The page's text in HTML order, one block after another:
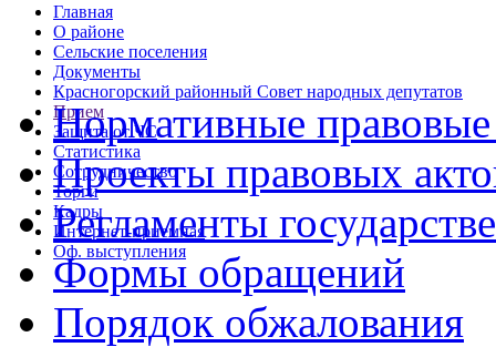
Главная
О районе
Сельские поселения
Документы
Красногорский районный Совет народных депутатов
Прием
Защита от ЧС
Статистика
Сотрудничество
Торги
Кадры
Интернет-приемная
Оф. выступления
Нормативные
Проекты правовых
Регламенты
Формы обращений
Порядок обжалования